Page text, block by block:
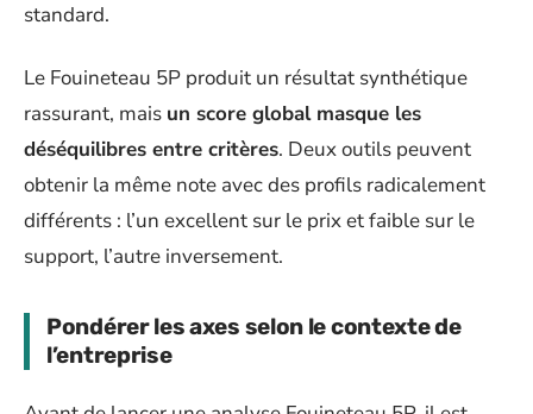
standard.
Le Fouineteau 5P produit un résultat synthétique
rassurant, mais un score global masque les
déséquilibres entre critères. Deux outils peuvent
obtenir la même note avec des profils radicalement
différents : l’un excellent sur le prix et faible sur le
support, l’autre inversement.
Pondérer les axes selon le contexte de
l’entreprise